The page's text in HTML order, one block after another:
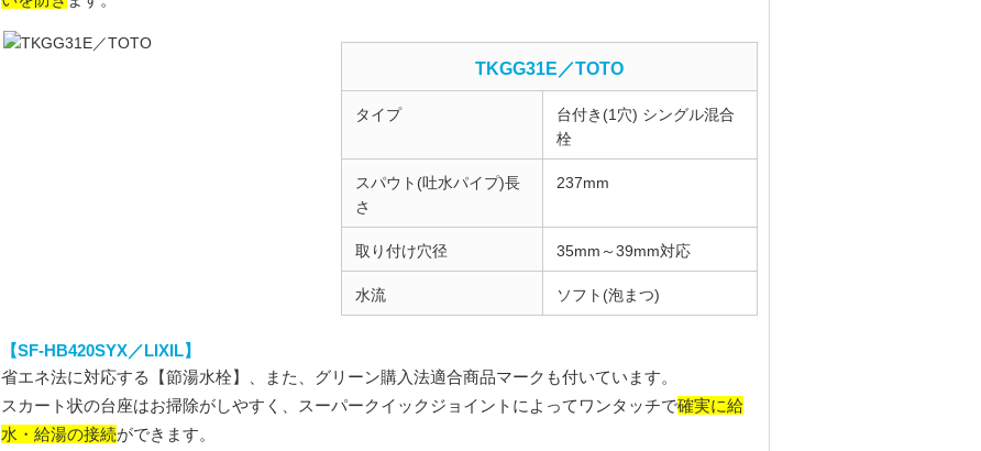
TKGG31E／TOTO
タイプ
台付き(1穴) シングル混合
栓
スパウト(吐水パイプ)長
さ
237mm
取り付け穴径 35mm～39mm対応
水流 ソフト(泡まつ)
【SF-HB420SYX／LIXIL】
省エネ法に対応する【節湯水栓】、また、グリーン購入法適合商品マークも付いています。
スカート状の台座はお掃除がしやすく、スーパークイックジョイントによってワンタッチで確実に給
水・給湯の接続ができます。